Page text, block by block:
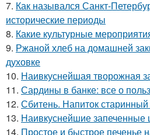
7. Как назывался Санкт-
исторические периоды
8. Какие культурные
9. Ржаной хлеб на домашней
духовке
10. Наивкуснейшая творожная
11. Сардины в банке: все о
12. Сбитень. Напиток
13. Наивкуснейшие
14. Простое и быстрое печенье